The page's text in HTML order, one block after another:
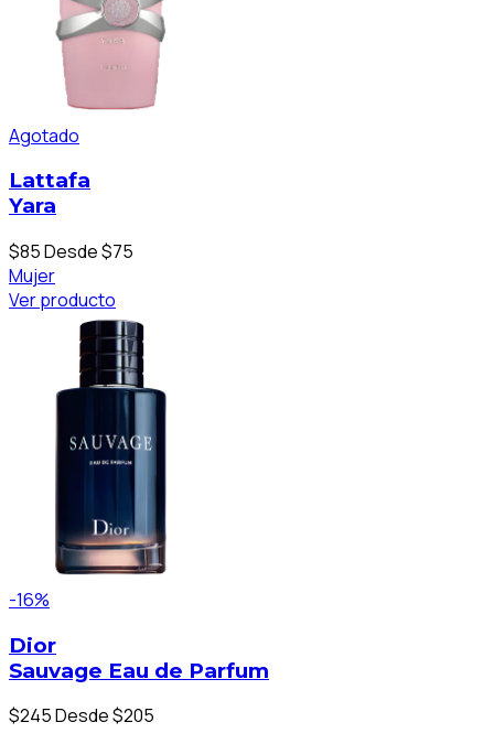
Agotado
Lattafa
Yara
$85Desde $75
Mujer
Ver producto
-16%
Dior
Sauvage Eau de Parfum
$245Desde $205